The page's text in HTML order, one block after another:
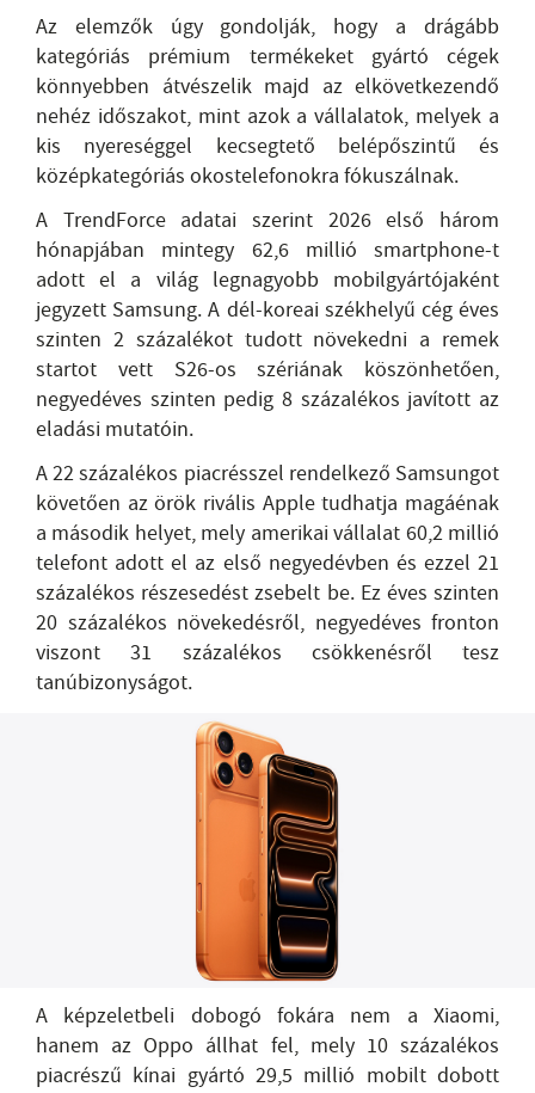
Az elemzők úgy gondolják, hogy a drágább
kategóriás prémium termékeket gyártó cégek
könnyebben átvészelik majd az elkövetkezendő
nehéz időszakot, mint azok a vállalatok, melyek a
kis nyereséggel kecsegtető belépőszintű és
középkategóriás okostelefonokra fókuszálnak.
A TrendForce adatai szerint 2026 első három
hónapjában mintegy 62,6 millió smartphone-t
adott el a világ legnagyobb mobilgyártójaként
jegyzett Samsung. A dél-koreai székhelyű cég éves
szinten 2 százalékot tudott növekedni a remek
startot vett S26-os szériának köszönhetően,
negyedéves szinten pedig 8 százalékos javított az
eladási mutatóin.
A 22 százalékos piacrésszel rendelkező Samsungot
követően az örök rivális Apple tudhatja magáénak
a második helyet, mely amerikai vállalat 60,2 millió
telefont adott el az első negyedévben és ezzel 21
százalékos részesedést zsebelt be. Ez éves szinten
20 százalékos növekedésről, negyedéves fronton
viszont 31 százalékos csökkenésről tesz
tanúbizonyságot.
A képzeletbeli dobogó fokára nem a Xiaomi,
hanem az Oppo állhat fel, mely 10 százalékos
piacrészű kínai gyártó 29,5 millió mobilt dobott